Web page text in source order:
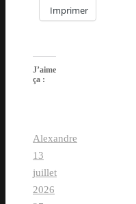
Imprimer
J’aime
ça :
Alexandre
13
juillet
2026